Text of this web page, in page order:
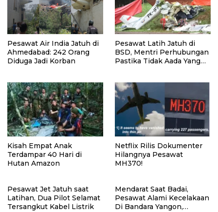
Pesawat Air India Jatuh di
Ahmedabad: 242 Orang
Diduga Jadi Korban
Pesawat Latih Jatuh di
BSD, Mentri Perhubungan
Pastika Tidak Aada Yang
Kisah Empat Anak
Terdampar 40 Hari di
Hutan Amazon
Netflix Rilis Dokumenter
Hilangnya Pesawat
MH370!
Pesawat Jet Jatuh saat
Latihan, Dua Pilot Selamat
Tersangkut Kabel Listrik
Mendarat Saat Badai,
Pesawat Alami Kecelakaan
Di Bandara Yangon,